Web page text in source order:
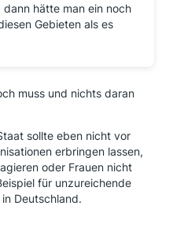
hätte man ein noch
Gebieten als es
muss und nichts daran
sollte eben nicht vor
erbringen lassen,
oder Frauen nicht
für unzureichende
Deutschland.